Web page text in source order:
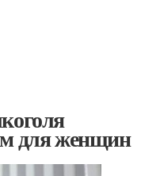
для женщин